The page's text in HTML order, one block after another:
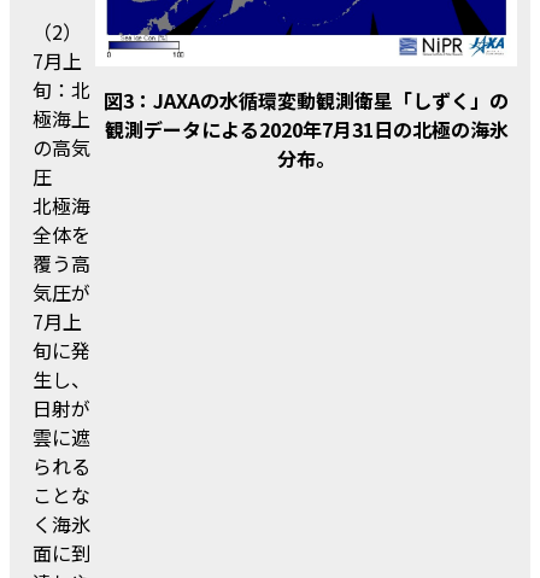
（2）
7月上
旬：北
極海上
の高気
圧
北極海
全体を
覆う高
気圧が
7月上
旬に発
生し、
日射が
雲に遮
られる
ことな
く海氷
面に到
図3：JAXAの水循環変動観測衛星「しずく」の
観測データによる2020年7月31日の北極の海氷
分布。